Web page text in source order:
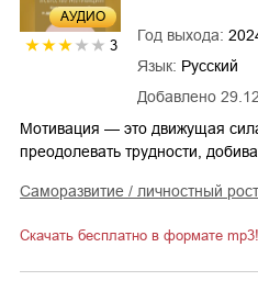
AУДИО
3
Добавлено
Год выхода:
Язык: Русский
Мотивация — это движущая
преодолевать трудности,
саморазвитие / личностный рост
Скачать бесплатно в формате mp3!